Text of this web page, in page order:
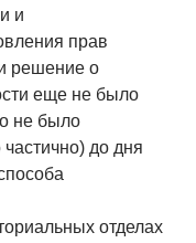
и
прав
решение о
еще не было
не было
до дня
отделах